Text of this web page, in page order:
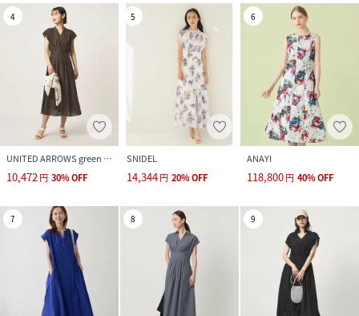
4
UNITED ARROWS green label relaxing
10,472円 30%OFF
5
SNIDEL
14,344円 20%OFF
6
ANAYI
118,800円 40%OFF
7 8 9